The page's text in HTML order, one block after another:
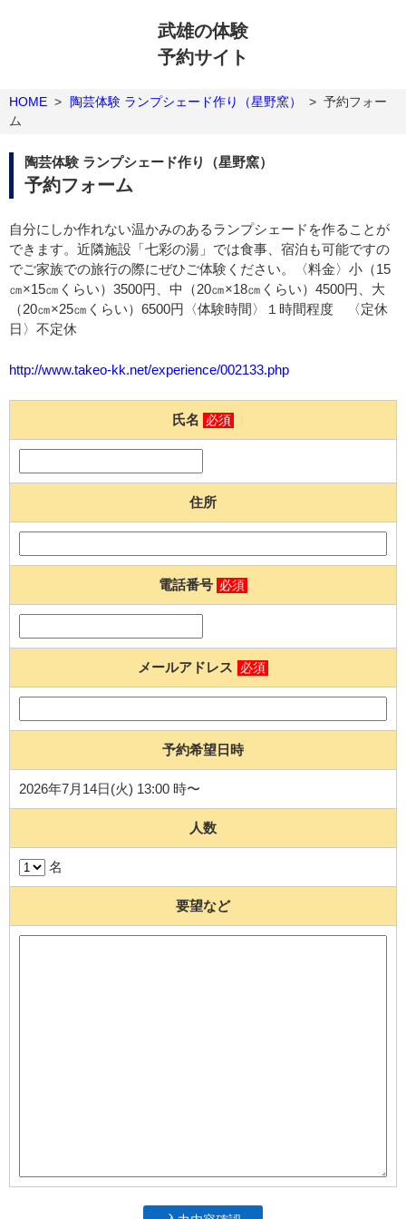
武雄の体験
予約サイト
HOME > 陶芸体験 ランプシェード作り（星野窯） > 予約フォー
ム
陶芸体験 ランプシェード作り（星野窯）
予約フォーム
自分にしか作れない温かみのあるランプシェードを作ることが
できます。近隣施設「七彩の湯」では食事、宿泊も可能ですの
でご家族での旅行の際にぜひご体験ください。〈料金〉小（15
㎝×15㎝くらい）3500円、中（20㎝×18㎝くらい）4500円、大
（20㎝×25㎝くらい）6500円〈体験時間〉１時間程度 〈定休
日〉不定休
http://www.takeo-kk.net/experience/002133.php
氏名 必須
住所
電話番号 必須
メールアドレス 必須
予約希望日時
2026年7月14日(火) 13:00 時〜
人数
名
要望など